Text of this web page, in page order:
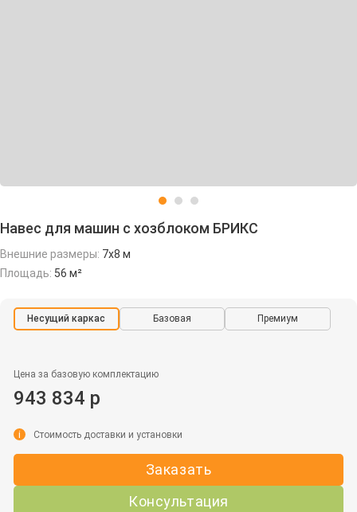
Навес для машин с хозблоком БРИКС
Внешние размеры: 7х8 м
Площадь: 56 м²
Несущий каркас Базовая Премиум
Цена за базовую комплектацию
943 834 р
Заказать
Консультация
i Стоимость доставки и установки